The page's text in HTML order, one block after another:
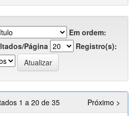
Em ordem:
Página
Registro(s):
1 a 20 de 35
Próximo >